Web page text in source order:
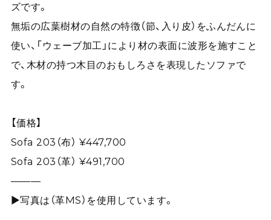
ズです。
無垢の広葉樹材の自然の特徴（節、入り皮）をふんだんに
使い、「ウェーブ加工」により材の表面に波形を施すこと
で、木材の持つ木目のおもしろさを表現したソファで
す。
【価格】
Sofa 203（布） ¥447,700
Sofa 203（革） ¥491,700
———
▶写真は（革MS）を使用しています。